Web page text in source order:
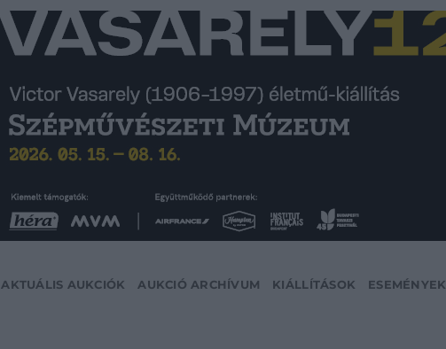
AKTUÁLIS AUKCIÓK AUKCIÓ ARCHÍVUM KIÁLLÍTÁSOK ESEMÉNYEK